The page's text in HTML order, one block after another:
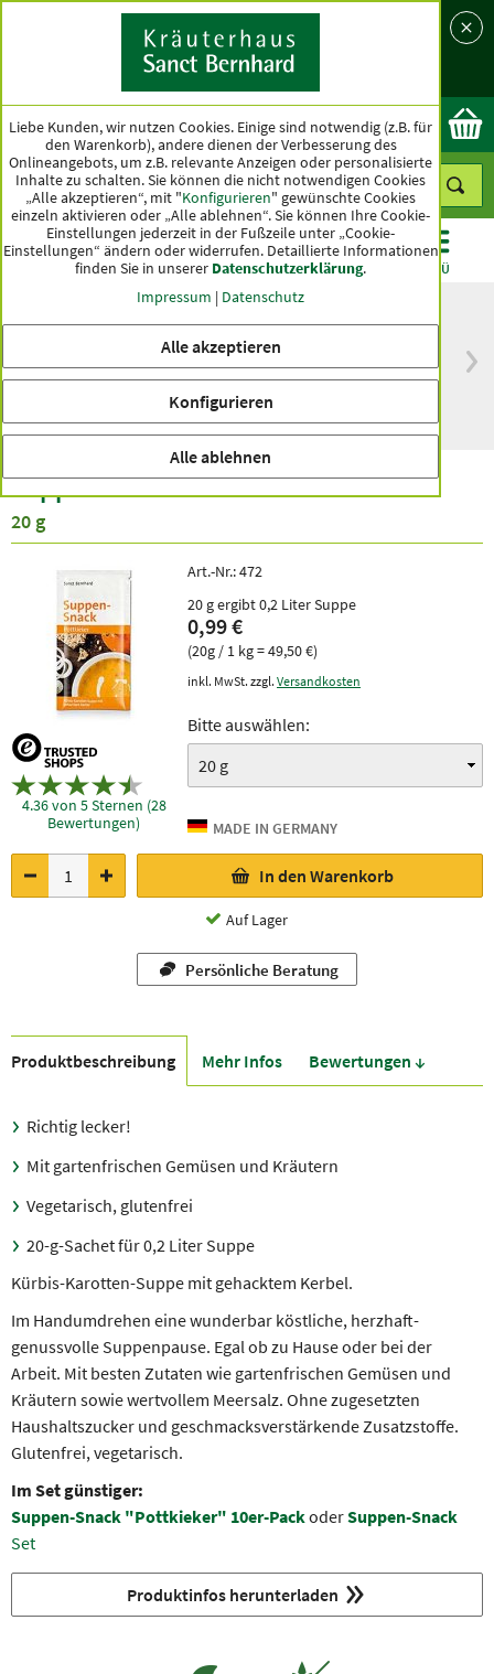
Land
Ok
KATEGORIEN ANGEBOTE TOPSELLER MENÜ
versandkostenfrei
innerhalb Deutschlands
Spitzenqualität seit
Suppen-Snack "Pottkieker"
20 g
4.36 von 5 Sternen (28
Bewertungen)
Art.-Nr.:472
20 g ergibt 0,2 Liter Suppe
0,99 €
(20g / 1 kg = 49,50 €)
inkl. MwSt. zzgl. Versandkosten
Bitte auswählen:
In den Warenkorb
Auf Lager
Persönliche Beratung
Produkt­beschreibung Mehr Infos Bewer­tungen ↓
Richtig lecker!
Mit gartenfrischen Gemüsen und Kräutern
Vegetarisch, glutenfrei
20-g-Sachet für 0,2 Liter Suppe
Kürbis-Karotten-Suppe mit gehacktem Kerbel.
Im Handumdrehen eine wunderbar köstliche, herzhaft-
genussvolle Suppenpause. Egal ob zu Hause oder bei der
Arbeit. Mit besten Zutaten wie gartenfrischen Gemüsen und
Kräutern sowie wertvollem Meersalz. Ohne zugesetzten
Haushaltszucker und geschmacksverstärkende Zusatzstoffe.
Glutenfrei, vegetarisch.
Im Set günstiger:
Suppen-Snack "Pottkieker" 10er-PackoderSuppen-Snack
Set
Produktinfos herunterladen
Liebe Kunden, wir nutzen Cookies. Einige sind notwendig (z.B. für
den Warenkorb), andere dienen der Verbesserung des
Onlineangebots, um z.B. relevante Anzeigen oder personalisierte
Inhalte zu schalten. Sie können die nicht notwendigen Cookies
„Alle akzeptieren“, mit "Konfigurieren" gewünschte Cookies
einzeln aktivieren oder „Alle ablehnen“. Sie können Ihre Cookie-
Einstellungen jederzeit in der Fußzeile unter „Cookie-
Einstellungen“ ändern oder widerrufen. Detaillierte Informationen
finden Sie in unserer Datenschutzerklärung.
Impressum | Datenschutz
Alle akzeptieren
Konfigurieren
Alle ablehnen